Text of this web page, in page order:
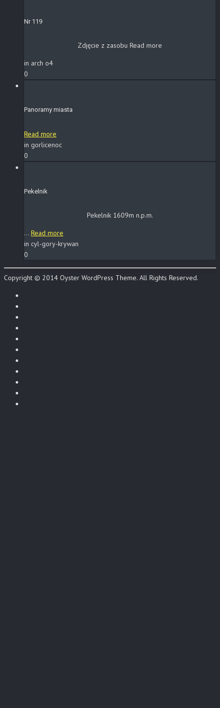
Nr 119
Zdjęcie z zasobu Read more
in arch o4
0
Panoramy miasta
Read more
in gorlicenoc
0
Pekelnik
Pekelnik 1609m n.p.m.
... Read more
in cyl-gory-krywan
0
Copyright © 2014 Oyster WordPress Theme. All Rights Reserved.